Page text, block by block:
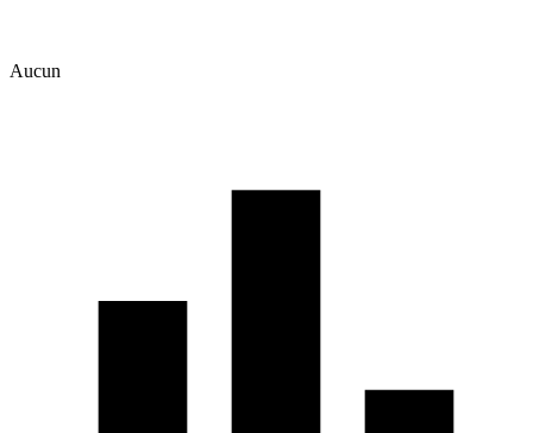
Aucun